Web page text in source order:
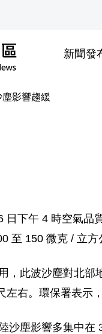
新聞發
影響趨緩
日下午 4 時空氣品
至 150 微克 / 立方
，此波沙塵對北
左右。環保署表示
沙塵影響多集中